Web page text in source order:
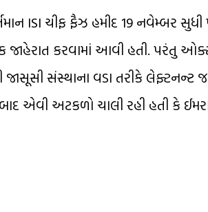
ISI ચીફ ફૈઝ હમીદ 19 નવેમ્બર સુધી
જાહેરાત કરવામાં આવી હતી. પરંતુ
જાસૂસી સંસ્થાના વડા તરીકે
બાદ એવી અટકળો ચાલી રહી હતી કે